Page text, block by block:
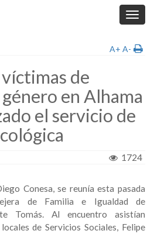
A+ A-
de
en Alhama
el servicio de
1724
Conesa, se reunía esta pasada
de Familia e Igualdad de
Tomás. Al encuentro asistían
de Servicios Sociales, Felipe